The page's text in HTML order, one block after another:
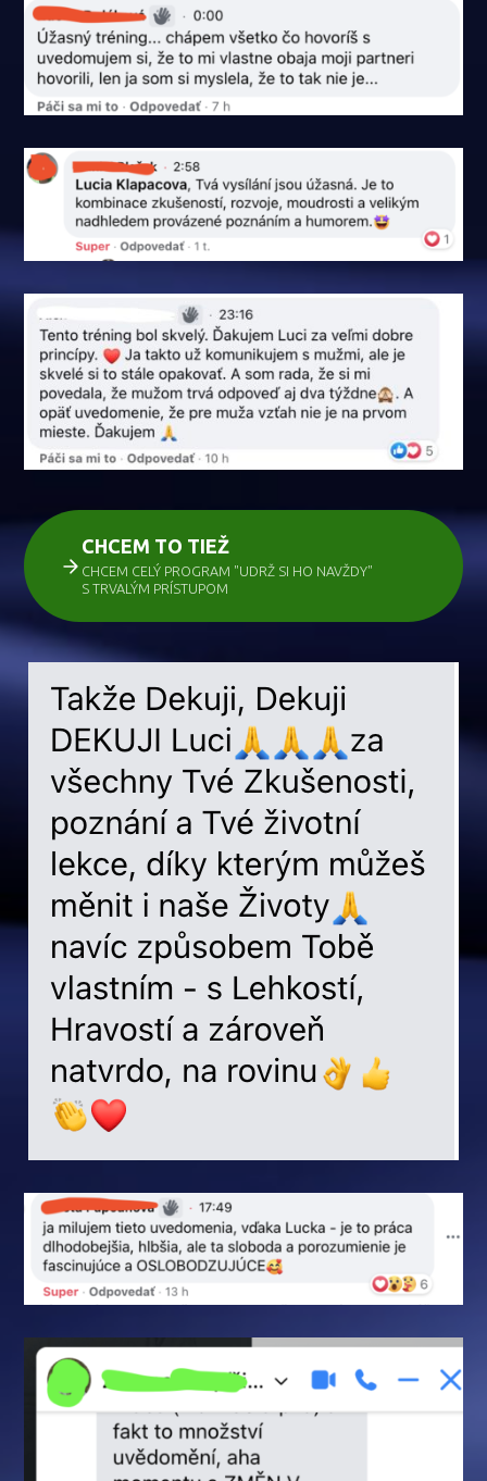
CHCEM TO TIEŽ
CHCEM CELÝ PROGRAM "UDRŽ SI HO NAVŽDY"
S TRVALÝM PRÍSTUPOM